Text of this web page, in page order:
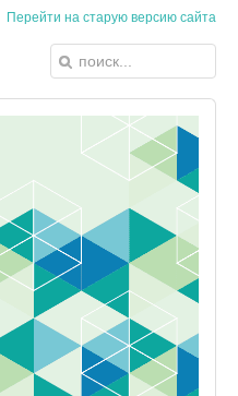
Перейти на старую версию сайта